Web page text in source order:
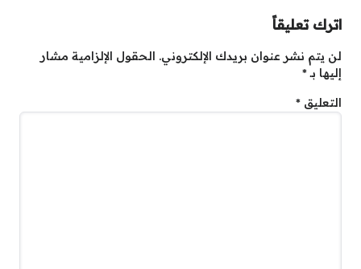
اترك تعليقاً
لن يتم نشر عنوان بريدك الإلكتروني. الحقول الإلزامية مشار
إليها بـ*
التعليق *